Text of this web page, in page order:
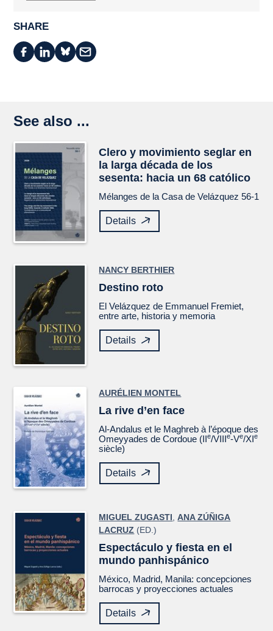
SHARE
See also ...
Clero y movimiento seglar en
la larga década de los
sesenta: hacia un 68 católico
Mélanges de la Casa de Velázquez 56-1
Details
NANCY BERTHIER
Destino roto
ElVelázquez de Emmanuel Fremiet,
entre arte, historia y memoria
Details
AURÉLIEN MONTEL
La rive d’en face
Al-Andalus et le Maghreb à l’époque des
Omeyyades de Cordoue (IIe/VIIIe-Ve/XIe
siècle)
Details
MIGUEL ZUGASTI ,ANA ZÚÑIGA
LACRUZ (ED.)
Espectáculo y fiesta en el
mundo panhispánico
México, Madrid, Manila: concepciones
barrocas y proyecciones actuales
Details